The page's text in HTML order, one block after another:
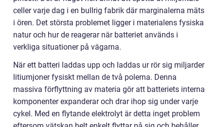
celler varje dag i en bullrig fabrik där marginalerna mäts
i ören. Det största problemet ligger i materialens fysiska
natur och hur de reagerar när batteriet används i
verkliga situationer på vägarna.
När ett batteri laddas upp och laddas ur rör sig miljarder
litiumjoner fysiskt mellan de två polerna. Denna
massiva förflyttning av materia gör att batteriets interna
komponenter expanderar och drar ihop sig under varje
cykel. Med en flytande elektrolyt är detta inget problem